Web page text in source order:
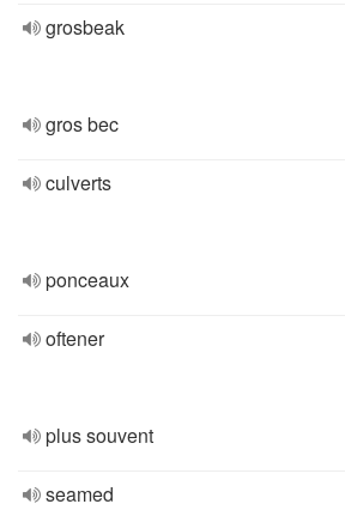
grosbeak
gros bec
culverts
ponceaux
oftener
plus souvent
seamed